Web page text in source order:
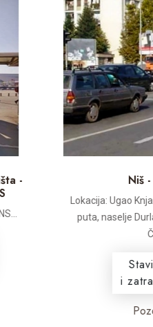
-
Niš -
Lokacija: Ugao
puta, naselje
Stavi
i